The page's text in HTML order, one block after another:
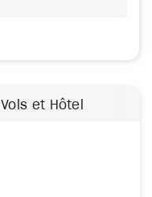
Vols et Hôtel